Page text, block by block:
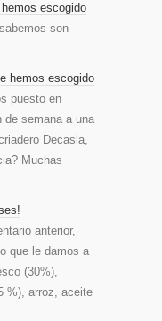
escogido
son
hemos escogido
puesto en
semana a una
Decasla,
Muchas
anterior,
que le damos a
(30%),
%), arroz, aceite